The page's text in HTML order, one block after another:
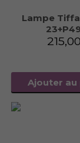
Lampe
Ajouter au